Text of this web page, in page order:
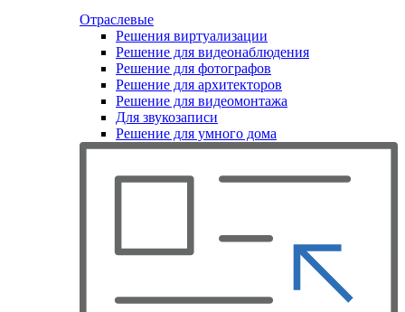
Отраслевые
Решения виртуализации
Решение для видеонаблюдения
Решение для фотографов
Решение для архитекторов
Решение для видеомонтажа
Для звукозаписи
Решение для умного дома